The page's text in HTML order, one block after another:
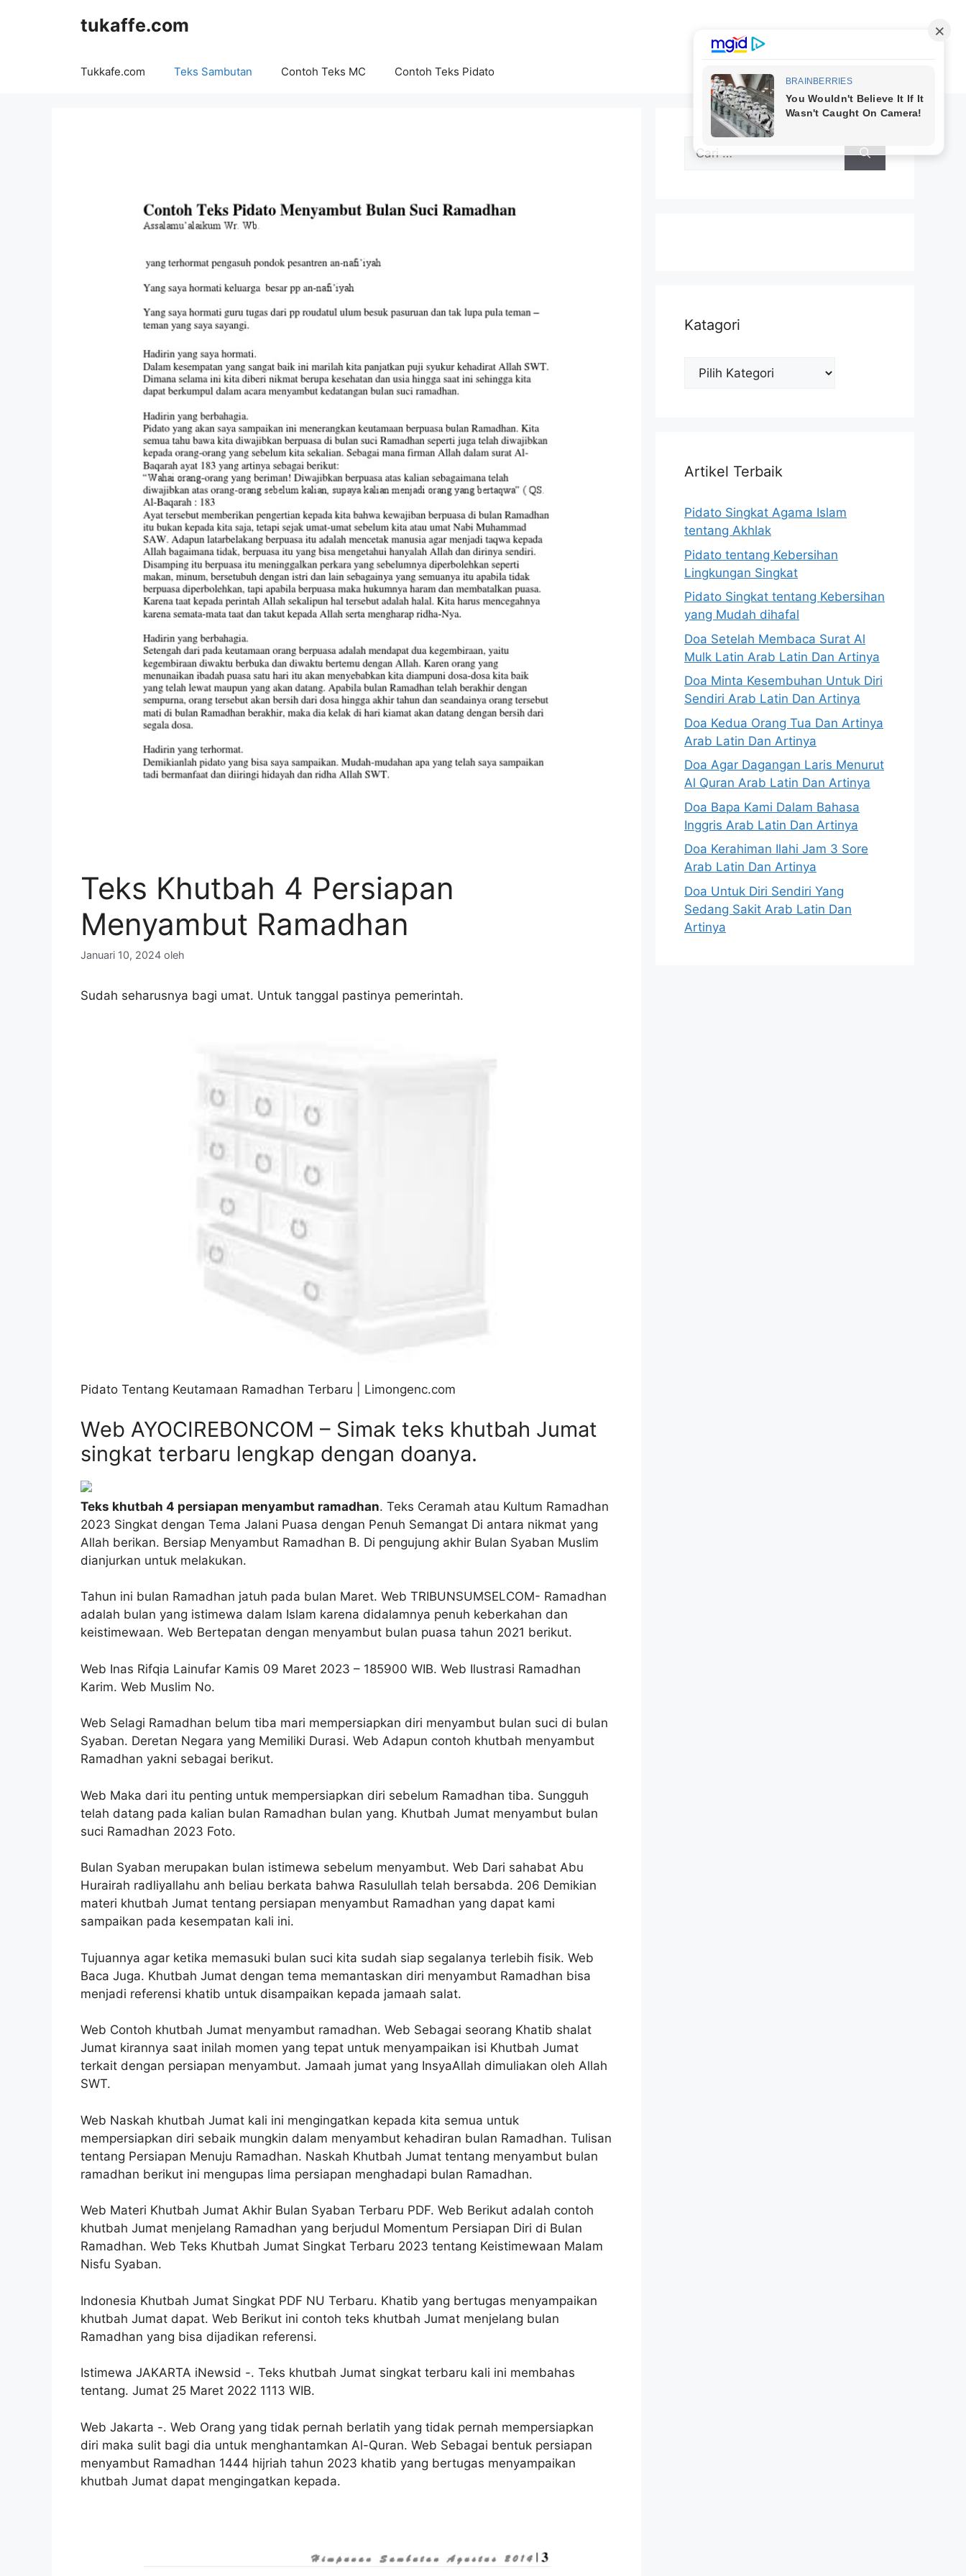
tukaffe.com
Tukkafe.com Teks Sambutan Contoh Teks MC Contoh Teks Pidato
Teks Khutbah 4 Persiapan
Menyambut Ramadhan
Januari 10, 2024 oleh
Sudah seharusnya bagi umat. Untuk tanggal pastinya pemerintah.
Pidato Tentang Keutamaan Ramadhan Terbaru | Limongenc.com
Web AYOCIREBONCOM – Simak teks khutbah Jumat
singkat terbaru lengkap dengan doanya.
Teks khutbah 4 persiapan menyambut ramadhan. Teks Ceramah atau Kultum Ramadhan
2023 Singkat dengan Tema Jalani Puasa dengan Penuh Semangat Di antara nikmat yang
Allah berikan. Bersiap Menyambut Ramadhan B. Di pengujung akhir Bulan Syaban Muslim
dianjurkan untuk melakukan.
Tahun ini bulan Ramadhan jatuh pada bulan Maret. Web TRIBUNSUMSELCOM- Ramadhan
adalah bulan yang istimewa dalam Islam karena didalamnya penuh keberkahan dan
keistimewaan. Web Bertepatan dengan menyambut bulan puasa tahun 2021 berikut.
Web Inas Rifqia Lainufar Kamis 09 Maret 2023 – 185900 WIB. Web Ilustrasi Ramadhan
Karim. Web Muslim No.
Web Selagi Ramadhan belum tiba mari mempersiapkan diri menyambut bulan suci di bulan
Syaban. Deretan Negara yang Memiliki Durasi. Web Adapun contoh khutbah menyambut
Ramadhan yakni sebagai berikut.
Web Maka dari itu penting untuk mempersiapkan diri sebelum Ramadhan tiba. Sungguh
telah datang pada kalian bulan Ramadhan bulan yang. Khutbah Jumat menyambut bulan
suci Ramadhan 2023 Foto.
Bulan Syaban merupakan bulan istimewa sebelum menyambut. Web Dari sahabat Abu
Hurairah radliyallahu anh beliau berkata bahwa Rasulullah telah bersabda. 206 Demikian
materi khutbah Jumat tentang persiapan menyambut Ramadhan yang dapat kami
sampaikan pada kesempatan kali ini.
Tujuannya agar ketika memasuki bulan suci kita sudah siap segalanya terlebih fisik. Web
Baca Juga. Khutbah Jumat dengan tema memantaskan diri menyambut Ramadhan bisa
menjadi referensi khatib untuk disampaikan kepada jamaah salat.
Web Contoh khutbah Jumat menyambut ramadhan. Web Sebagai seorang Khatib shalat
Jumat kirannya saat inilah momen yang tepat untuk menyampaikan isi Khutbah Jumat
terkait dengan persiapan menyambut. Jamaah jumat yang InsyaAllah dimuliakan oleh Allah
SWT.
Web Naskah khutbah Jumat kali ini mengingatkan kepada kita semua untuk
mempersiapkan diri sebaik mungkin dalam menyambut kehadiran bulan Ramadhan. Tulisan
tentang Persiapan Menuju Ramadhan. Naskah Khutbah Jumat tentang menyambut bulan
ramadhan berikut ini mengupas lima persiapan menghadapi bulan Ramadhan.
Web Materi Khutbah Jumat Akhir Bulan Syaban Terbaru PDF. Web Berikut adalah contoh
khutbah Jumat menjelang Ramadhan yang berjudul Momentum Persiapan Diri di Bulan
Ramadhan. Web Teks Khutbah Jumat Singkat Terbaru 2023 tentang Keistimewaan Malam
Nisfu Syaban.
Indonesia Khutbah Jumat Singkat PDF NU Terbaru. Khatib yang bertugas menyampaikan
khutbah Jumat dapat. Web Berikut ini contoh teks khutbah Jumat menjelang bulan
Ramadhan yang bisa dijadikan referensi.
Istimewa JAKARTA iNewsid -. Teks khutbah Jumat singkat terbaru kali ini membahas
tentang. Jumat 25 Maret 2022 1113 WIB.
Web Jakarta -. Web Orang yang tidak pernah berlatih yang tidak pernah mempersiapkan
diri maka sulit bagi dia untuk menghantamkan Al-Quran. Web Sebagai bentuk persiapan
menyambut Ramadhan 1444 hijriah tahun 2023 khatib yang bertugas menyampaikan
khutbah Jumat dapat mengingatkan kepada.
untuk:
Katagori
Katagori
Artikel Terbaik
Pidato Singkat Agama Islam
tentang Akhlak
Pidato tentang Kebersihan
Lingkungan Singkat
Pidato Singkat tentang Kebersihan
yang Mudah dihafal
Doa Setelah Membaca Surat Al
Mulk Latin Arab Latin Dan Artinya
Doa Minta Kesembuhan Untuk Diri
Sendiri Arab Latin Dan Artinya
Doa Kedua Orang Tua Dan Artinya
Arab Latin Dan Artinya
Doa Agar Dagangan Laris Menurut
Al Quran Arab Latin Dan Artinya
Doa Bapa Kami Dalam Bahasa
Inggris Arab Latin Dan Artinya
Doa Kerahiman Ilahi Jam 3 Sore
Arab Latin Dan Artinya
Doa Untuk Diri Sendiri Yang
Sedang Sakit Arab Latin Dan
Artinya